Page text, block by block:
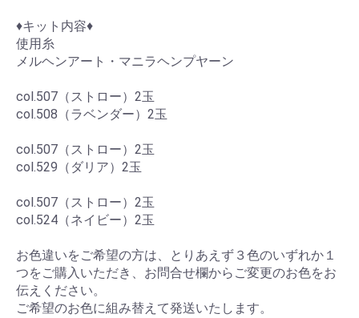
♦キット内容♦
使用糸
メルヘンアート・マニラヘンプヤーン
col.507（ストロー）2玉
col.508（ラベンダー）2玉
col.507（ストロー）2玉
col.529（ダリア）2玉
col.507（ストロー）2玉
col.524（ネイビー）2玉
お色違いをご希望の方は、とりあえず３色のいずれか１
つをご購入いただき、お問合せ欄からご変更のお色をお
伝えください。
ご希望のお色に組み替えて発送いたします。